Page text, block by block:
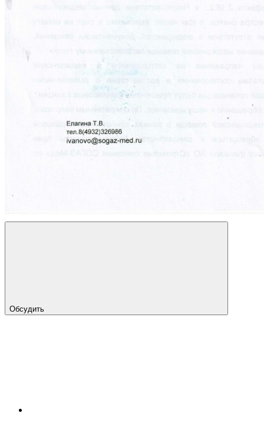
Обсудить